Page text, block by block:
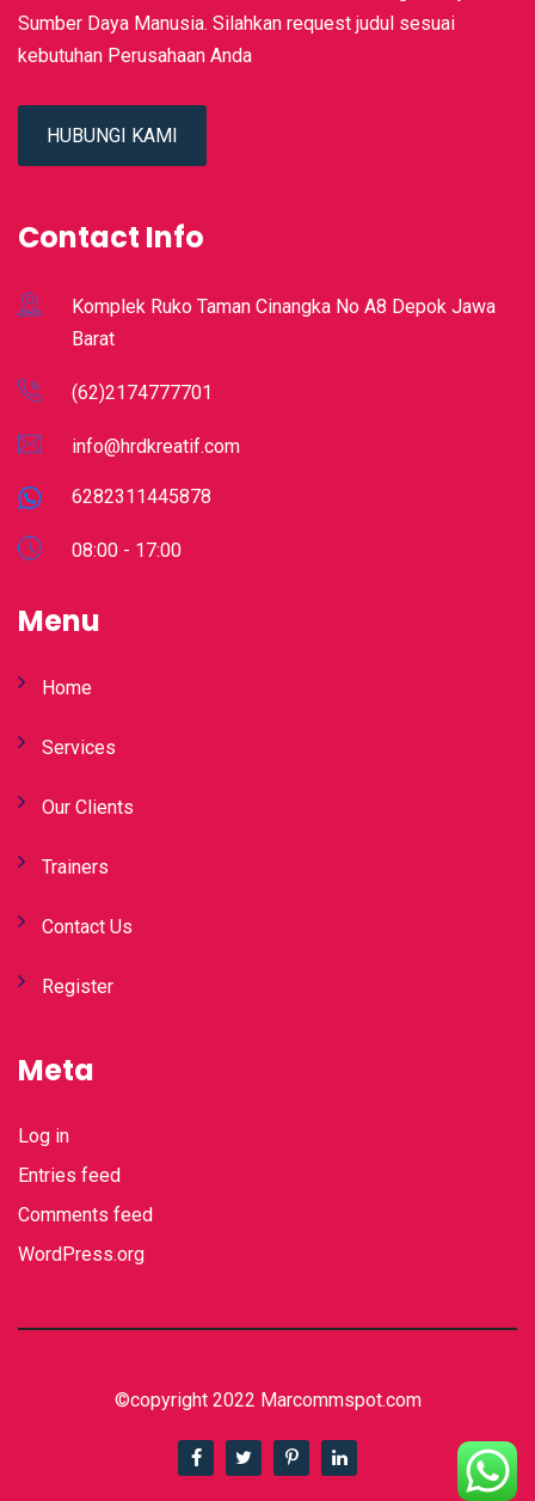
Sumber Daya Manusia. Silahkan request judul sesuai
kebutuhan Perusahaan Anda
HUBUNGI KAMI
Contact Info
Komplek Ruko Taman Cinangka No A8 Depok Jawa
Barat
(62)2174777701
info@hrdkreatif.com
6282311445878
08:00 - 17:00
Menu
Home
Services
Our Clients
Trainers
Contact Us
Register
Meta
Log in
Entries feed
Comments feed
WordPress.org
©copyright 2022 Marcommspot.com